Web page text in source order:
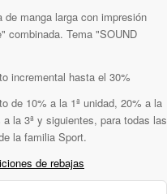
de manga larga con impresión
combinada. Tema "SOUND
incremental hasta el 30%
de 10% a la 1ª unidad, 20% a la
a la 3ª y siguientes, para todas las
la familia Sport.
de rebajas